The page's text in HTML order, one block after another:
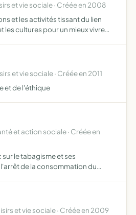
et vie sociale · Créée en 2008
et les activités tissant du lien
les cultures pour un mieux vivre
et vie sociale · Créée en 2011
et de l'éthique
et action sociale · Créée en
le tabagisme et ses
de la consommation du
et vie sociale · Créée en 2009